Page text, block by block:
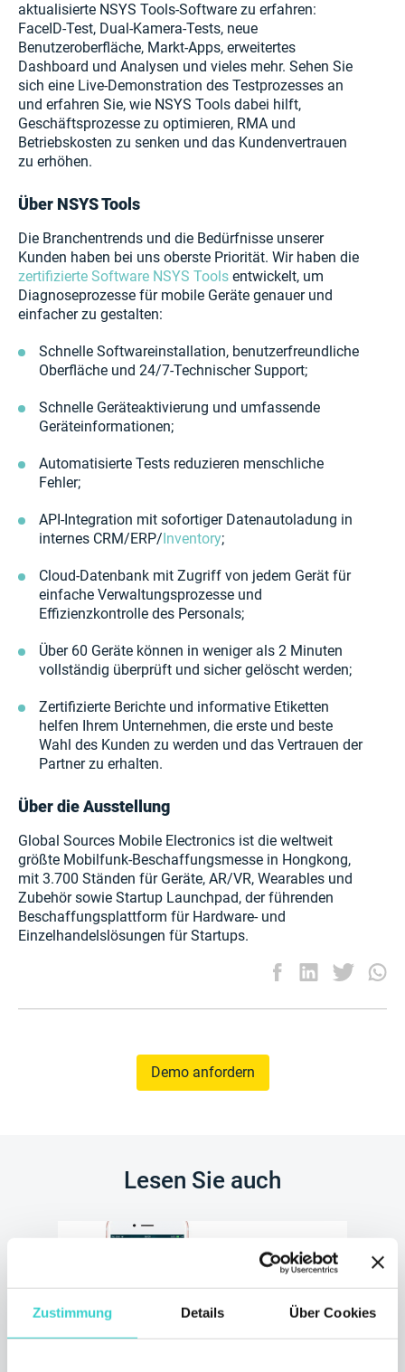
Zustimmung Details Über Cookies
aktualisierte NSYS Tools-Software zu erfahren:
FaceID-Test, Dual-Kamera-Tests, neue
Benutzeroberfläche, Markt-Apps, erweitertes
Dashboard und Analysen und vieles mehr. Sehen Sie
sich eine Live-Demonstration des Testprozesses an
und erfahren Sie, wie NSYS Tools dabei hilft,
Geschäftsprozesse zu optimieren, RMA und
Betriebskosten zu senken und das Kundenvertrauen
zu erhöhen.
Über NSYS Tools
Die Branchentrends und die Bedürfnisse unserer
Kunden haben bei uns oberste Priorität. Wir haben die
zertifizierte Software NSYS Tools entwickelt, um
Diagnoseprozesse für mobile Geräte genauer und
einfacher zu gestalten:
Schnelle Softwareinstallation, benutzerfreundliche
Oberfläche und 24/7-Technischer Support;
Schnelle Geräteaktivierung und umfassende
Geräteinformationen;
Automatisierte Tests reduzieren menschliche
Fehler;
API-Integration mit sofortiger Datenautoladung in
internes CRM/ERP/Inventory;
Cloud-Datenbank mit Zugriff von jedem Gerät für
einfache Verwaltungsprozesse und
Effizienzkontrolle des Personals;
Über 60 Geräte können in weniger als 2 Minuten
vollständig überprüft und sicher gelöscht werden;
Zertifizierte Berichte und informative Etiketten
helfen Ihrem Unternehmen, die erste und beste
Wahl des Kunden zu werden und das Vertrauen der
Partner zu erhalten.
Über die Ausstellung
Global Sources Mobile Electronics ist die weltweit
größte Mobilfunk-Beschaffungsmesse in Hongkong,
mit 3.700 Ständen für Geräte, AR/VR, Wearables und
Zubehör sowie Startup Launchpad, der führenden
Beschaffungsplattform für Hardware- und
Einzelhandelslösungen für Startups.
Demo anfordern
Lesen Sie auch